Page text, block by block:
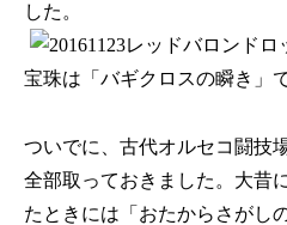
した。
宝珠は「バギクロスの瞬き」
ついでに、古代オルセコ闘技
全部取っておきました。大昔
たときには「おたからさがし